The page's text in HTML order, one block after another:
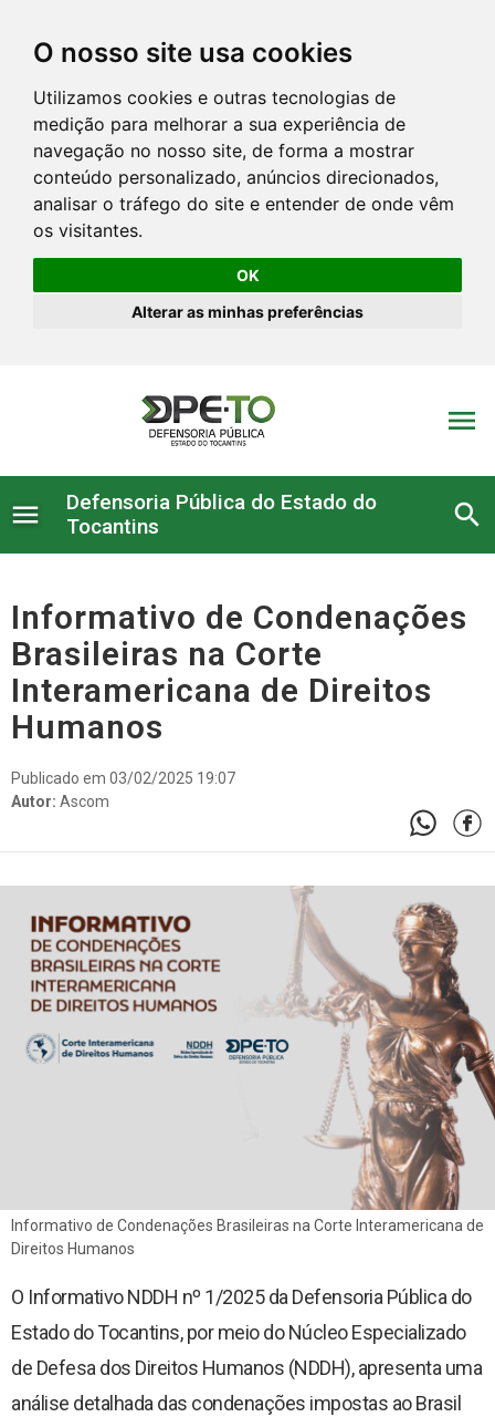
O nosso site usa cookies
Utilizamos cookies e outras tecnologias de
medição para melhorar a sua experiência de
navegação no nosso site, de forma a mostrar
conteúdo personalizado, anúncios direcionados,
analisar o tráfego do site e entender de onde vêm
os visitantes.
OK
Alterar as minhas preferências
menu
menu
Defensoria Pública do Estado do
Tocantins
search
Institucional
Serviços administrativos
Serviço Voluntário
Documentos para posse
Legislação e Atos
Conselho Superior
Portarias
Pautas de Julgamentos
Consulta de Precedentes
Corregedoria
Nossos Projetos
Escola Superior da Defensoria Pública (Esdep)
Informativo de Condenações
Brasileiras na Corte
Interamericana de Direitos
Humanos
Publicado em 03/02/2025 19:07
Autor: Ascom
Informativo de Condenações Brasileiras na Corte Interamericana de
Direitos Humanos
O Informativo NDDH nº 1/2025 da Defensoria Pública do
Estado do Tocantins, por meio do Núcleo Especializado
de Defesa dos Direitos Humanos (NDDH), apresenta uma
análise detalhada das condenações impostas ao Brasil